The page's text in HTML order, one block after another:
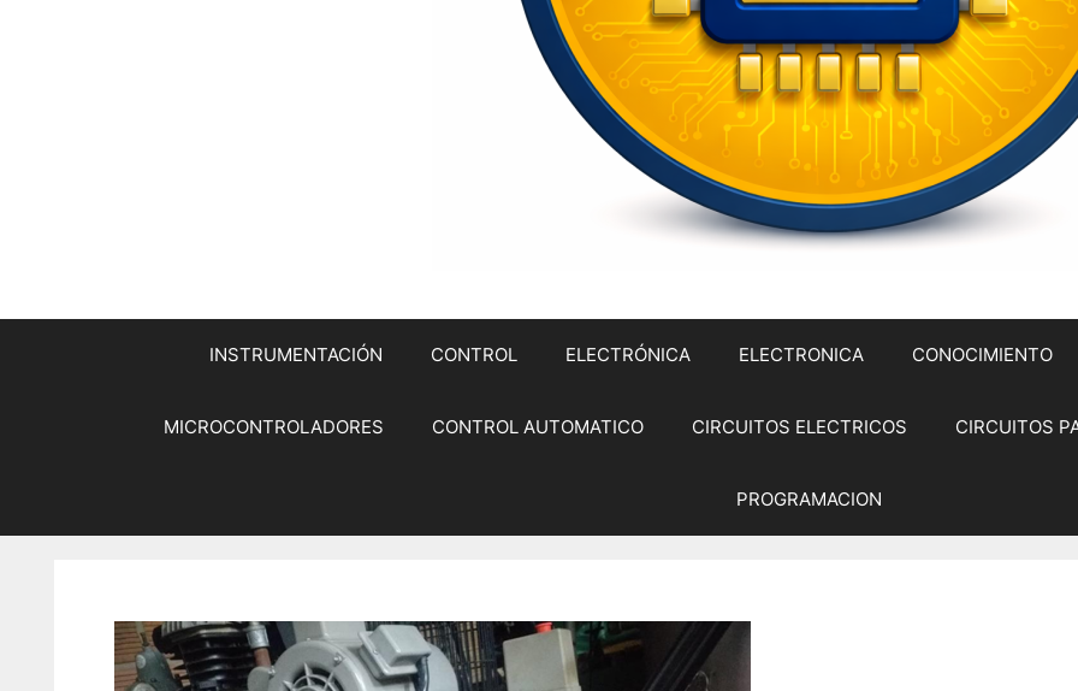
INSTRUMENTACIÓN CONTROL ELECTRÓNICA ELECTRONICA CONOCIMIENTO
MICROCONTROLADORES CONTROL AUTOMATICO CIRCUITOS ELECTRICOS CIRCUITOS
PROGRAMACION